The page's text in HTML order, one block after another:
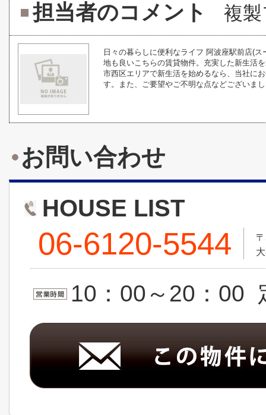
担当者のコメント 複
日々の暮らしに便利なライフ 阿波座駅前店(
地も良いこちらの賃貸物件。充実した新生活
市西区エリアで新生活を始めるなら、当社に
す。また、ご要望やご不明な点などございま
お問い合わせ
HOUSE LIST
06-6120-5544
10：00～20：00